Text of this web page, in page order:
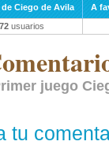
Ciego de Avila
A
72 usuarios
juego
tu